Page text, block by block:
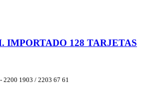
IMPORTADO 128 TARJETAS
1903 / 2203 67 61